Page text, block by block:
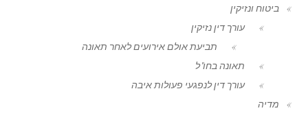
ביטוח ונזיקין
עורך דין נזיקין
תביעת אולם אירועים לאחר תאונה
תאונה בחו"ל
עורך דין לנפגעי פעולות איבה
מדיה